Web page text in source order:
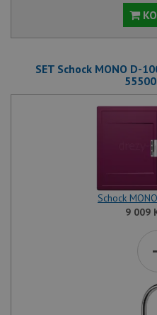
SET Schock MONO D-
Schock
9 009